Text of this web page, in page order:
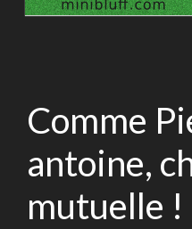
Comme
antoine,
mutuelle !